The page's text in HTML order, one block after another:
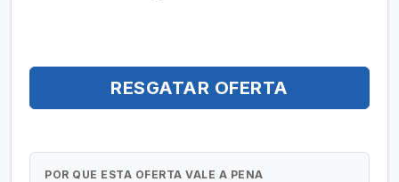
RESGATAR OFERTA
POR QUE ESTA OFERTA VALE A PENA